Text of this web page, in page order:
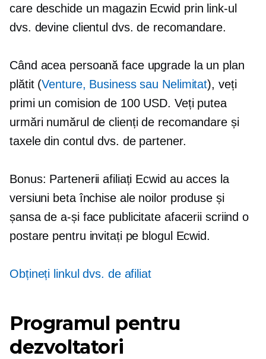
care deschide un magazin Ecwid prin link-ul
dvs. devine clientul dvs. de recomandare.
Când acea persoană face upgrade la un plan
plătit (Venture, Business sau Nelimitat), veți
primi un comision de 100 USD. Veți putea
urmări numărul de clienți de recomandare și
taxele din contul dvs. de partener.
Bonus: Partenerii afiliați Ecwid au acces la
versiuni beta închise ale noilor produse și
șansa de a-și face publicitate afacerii scriind o
postare pentru invitați pe blogul Ecwid.
Obțineți linkul dvs. de afiliat
Programul pentru
dezvoltatori